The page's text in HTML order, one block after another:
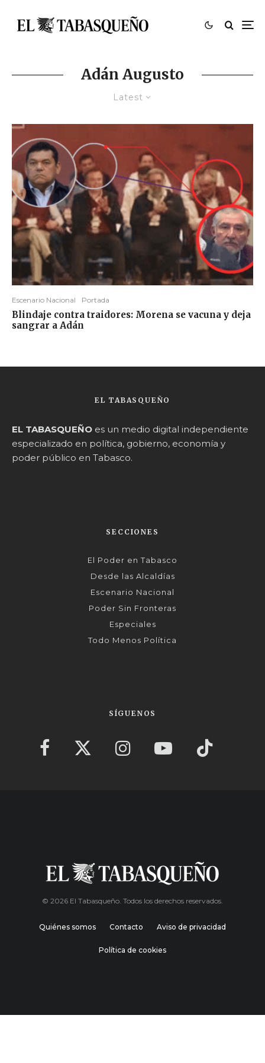
Adán Augusto
Latest
Escenario Nacional Portada
Blindaje contra traidores: Morena se vacuna y deja
sangrar a Adán
EL TABASQUEÑO
EL TABASQUEÑO es un medio digital independiente
especializado en política, gobierno, economía y
poder público en Tabasco.
SECCIONES
El Poder en Tabasco
Desde las Alcaldías
Escenario Nacional
Poder Sin Fronteras
Especiales
Todo Menos Política
SÍGUENOS
© 2026 El Tabasqueño. Todos los derechos reservados.
Quiénes somos Contacto Aviso de privacidad
Política de cookies